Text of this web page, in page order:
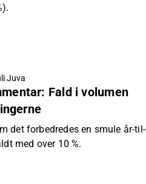
Juva
Fald i volumen
det forbedredes en smule år-til-
med over 10 %.